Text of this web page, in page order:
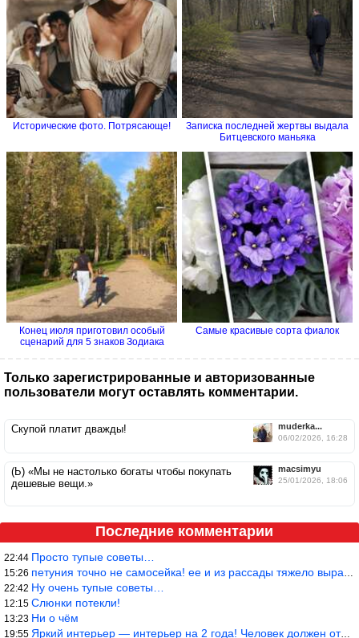
Исторические фото. Потрясающе!
Записка последней жертвы выдала
Битцевского маньяка
Конец июля приготовил особый
сценарий для 5 знаков Зодиака
Самые красивые сорта фиалок
Только зарегистрированные и авторизованные
пользователи могут оставлять комментарии.
muderka...
06/02/2026, 16:28
Скупой платит дважды!
macsimyu
25/01/2026, 18:06
(Ь) «Мы не настолько богаты чтобы покупать
дешевые вещи.»
Последние комментарии
22:44 Просто тупые советы…
15:26 петуния точно не самосейка! ее и из рассады тяжело вырастить!
22:42 Ну очень тупые советы…
12:15 Слюнки потекли!
13:23 Ни о чём
19:55 Яркий интерьер — интерьер на 2 года! Человек должен отдыхать в с